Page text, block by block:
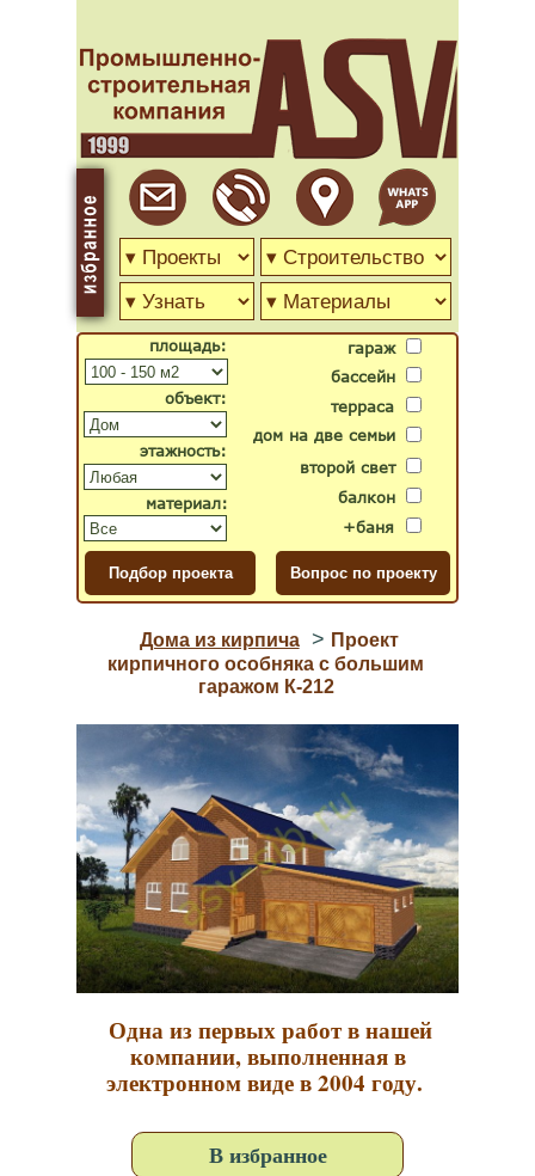
гараж
бассейн
второй свет
дом на две семьи
терраса
балкон
+баня
объект:
материал:
площадь:
этажность:
Дома из кирпича > Проект
кирпичного особняка с большим
гаражом К-212
Одна из первых работ в нашей
компании, выполненная в
электронном виде в 2004 году.
В избранное